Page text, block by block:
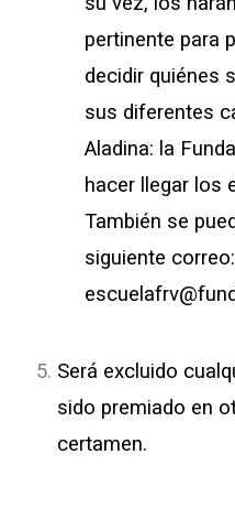
pertinente para
decidir quiénes
sus diferentes
Aladina: la
hacer llegar los
También se
siguiente correo:
Será excluido
sido premiado en
certamen.